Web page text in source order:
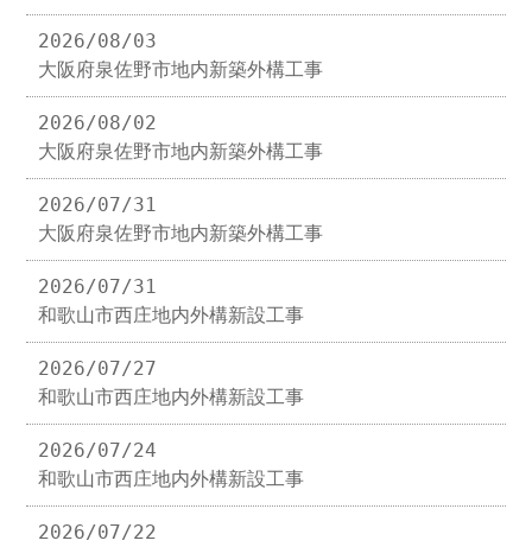
2026/08/03
大阪府泉佐野市地内新築外構工事
2026/08/02
大阪府泉佐野市地内新築外構工事
2026/07/31
大阪府泉佐野市地内新築外構工事
2026/07/31
和歌山市西庄地内外構新設工事
2026/07/27
和歌山市西庄地内外構新設工事
2026/07/24
和歌山市西庄地内外構新設工事
2026/07/22